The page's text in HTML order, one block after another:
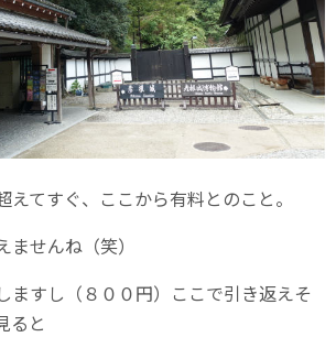
えてすぐ、ここから有料とのこと。
せんね（笑）
ますし（８００円）ここで引き返えそ
ると